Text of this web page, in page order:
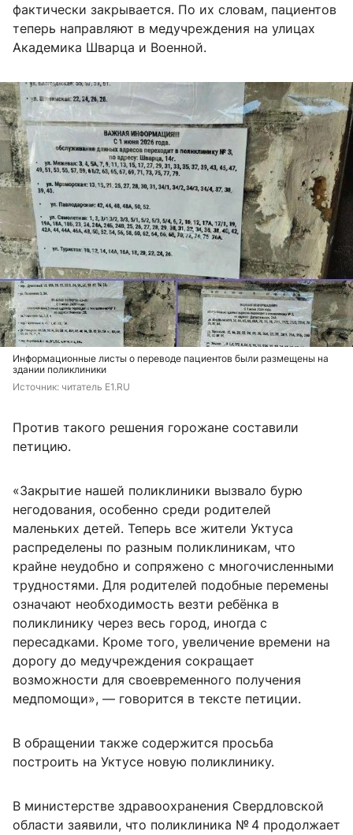
фактически закрывается. По их словам, пациентов
теперь направляют в медучреждения на улицах
Академика Шварца и Военной.
Информационные листы о переводе пациентов были размещены на
здании поликлиники
Источник: читатель Е1.RU
Против такого решения горожане составили
петицию.
«Закрытие нашей поликлиники вызвало бурю
негодования, особенно среди родителей
маленьких детей. Теперь все жители Уктуса
распределены по разным поликлиникам, что
крайне неудобно и сопряжено с многочисленными
трудностями. Для родителей подобные перемены
означают необходимость везти ребёнка в
поликлинику через весь город, иногда с
пересадками. Кроме того, увеличение времени на
дорогу до медучреждения сокращает
возможности для своевременного получения
медпомощи», — говорится в тексте петиции.
В обращении также содержится просьба
построить на Уктусе новую поликлинику.
В министерстве здравоохранения Свердловской
области заявили, что поликлиника № 4 продолжает